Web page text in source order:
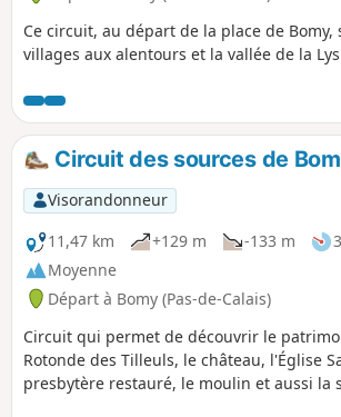
Ce circuit, au départ de la place de Bomy,
villages aux alentours et la vallée de la
Circuit des sources de
Visorandonneur
11,47 km
+129 m -133 m
Moyenne
Départ à Bomy (Pas-de-Calais)
Circuit qui permet de découvrir le
Rotonde des Tilleuls, le château, l'Église
presbytère restauré, le moulin et aussi la